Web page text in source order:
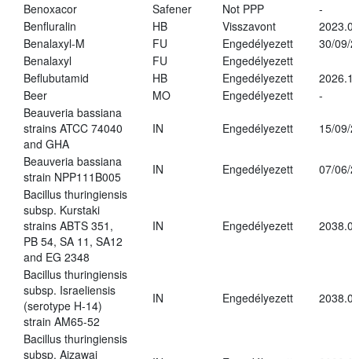
Benoxacor
Safener Not PPP
-
Benfluralin
HB Visszavont
Benalaxyl-M
FU Engedélyezett
30/
Benalaxyl
FU
Engedélyezett
Beflubutamid
HB Engedélyezett
Beer
MO Engedélyezett
-
Beauveria bassiana
strains ATCC 74040
and GHA
IN Engedélyezett 15/
Beauveria bassiana
strain NPP111B005
IN Engedélyezett
07/
Bacillus thuringiensis
subsp. Kurstaki
strains ABTS 351,
PB 54, SA 11, SA12
and EG 2348
IN Engedélyezett
Bacillus thuringiensis
subsp. Israeliensis
(serotype H-14)
strain AM65-52
IN Engedélyezett
Bacillus thuringiensis
subsp. Aizawai